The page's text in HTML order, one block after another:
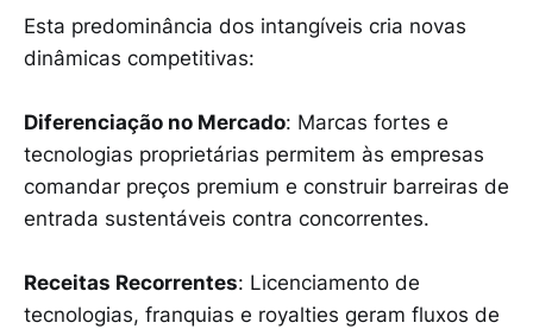
Esta predominância dos intangíveis cria novas
dinâmicas competitivas:
Diferenciação no Mercado: Marcas fortes e
tecnologias proprietárias permitem às empresas
comandar preços premium e construir barreiras de
entrada sustentáveis contra concorrentes.
Receitas Recorrentes: Licenciamento de
tecnologias, franquias e royalties geram fluxos de